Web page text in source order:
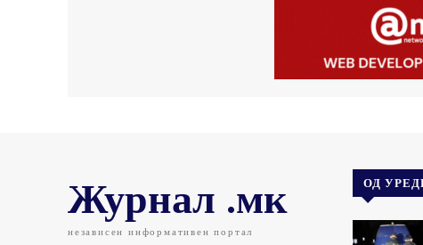
Журнал .мк
независен информативен портал
ОД